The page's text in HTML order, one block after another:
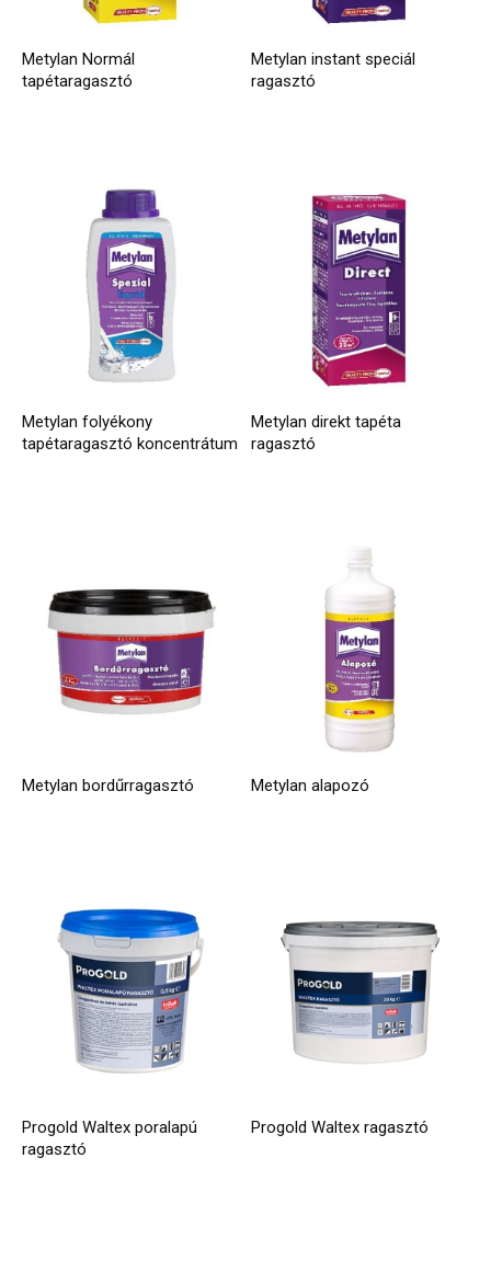
Metylan Normál
tapétaragasztó
Metylan instant speciál
ragasztó
Metylan folyékony
tapétaragasztó koncentrátum
Metylan direkt tapéta
ragasztó
Metylan bordűrragasztó Metylan alapozó
Progold Waltex poralapú
ragasztó
Progold Waltex ragasztó